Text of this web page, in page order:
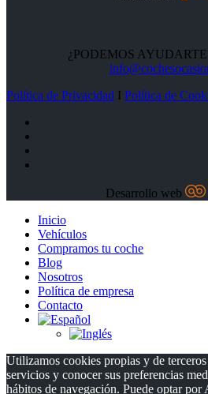
¿PODEMOS
Política de Privacidad I Política de
Desarrollo web
Inicio
Vehículos
Compramos tu coche
Blog
Nosotros
Política de empresa
Contacto
Utilizamos cookies propias y de
servicios y conocer sus preferencias
hábitos de navegación. Puede optar por